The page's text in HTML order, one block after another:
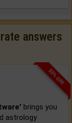
answers
33% OFF
brings you
astrology